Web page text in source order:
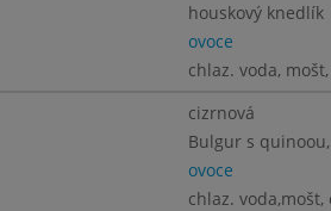
houskový knedlík
ovoce
chlaz. voda,
cizrnová
Bulgur s
ovoce
chlaz. voda,mošt,